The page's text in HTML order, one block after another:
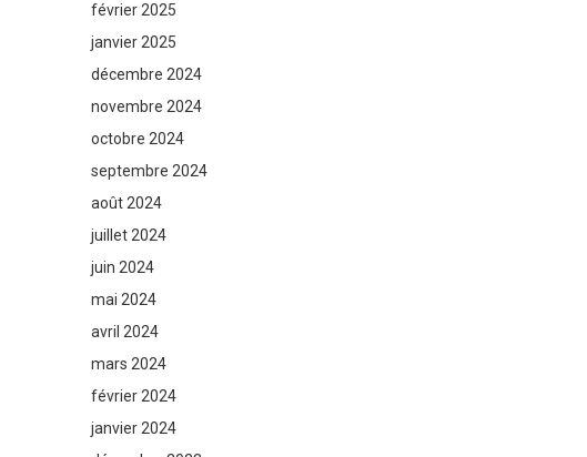
février 2025
janvier 2025
décembre 2024
novembre 2024
octobre 2024
septembre 2024
août 2024
juillet 2024
juin 2024
mai 2024
avril 2024
mars 2024
février 2024
janvier 2024